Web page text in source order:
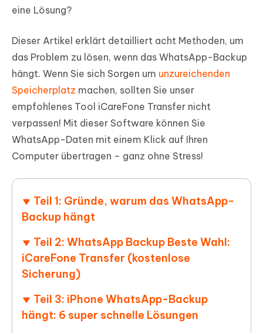
eine Lösung?
Dieser Artikel erklärt detailliert acht Methoden, um
das Problem zu lösen, wenn das WhatsApp-Backup
hängt. Wenn Sie sich Sorgen um unzureichenden
Speicherplatz machen, sollten Sie unser
empfohlenes Tool iCareFone Transfer nicht
verpassen! Mit dieser Software können Sie
WhatsApp-Daten mit einem Klick auf Ihren
Computer übertragen – ganz ohne Stress!
Teil 1: Gründe, warum das WhatsApp-
Backup hängt
Teil 2: WhatsApp Backup Beste Wahl:
iCareFone Transfer (kostenlose
Sicherung)
Teil 3: iPhone WhatsApp-Backup
hängt: 6 super schnelle Lösungen